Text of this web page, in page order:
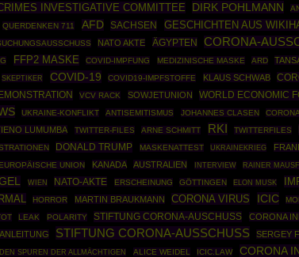
INVESTIGATIVE COMMITTEE DIRK POHLMANN
QUERDENKEN 711 AFD SACHSEN GESCHICHTEN AUS
NATO AKTE ÄGYPTEN CORONA-
FFP2 MASKE COVID-IMPFUNG MEDIZINISCHE MASKE ARD
SKEPTIKER COVID-19 COVID19-IMPFSTOFFE KLAUS SCHWAB
VCV RACK SOWJETUNION WORLD ECONOMIC
UKRAINE-KONFLIKT ANTISEMITISMUS JOHANNES CLASEN
LUMUMBA TWITTER-FILES ARNE SCHMITT RKI TWITTERFILES
DONALD TRUMP MASKENATTEST UKRAINEKRIEG
EUROPÄISCHE UNION KANADA AUSTRALIEN INTERVIEW RAINER
WIEN NATO-AKTE ERSCHEINUNG GÖTTINGEN ELON MUSK
HORROR MARTIN BRAUKMANN CORONA VIRUS ICIC
LEAK POLARITY STIFTUNG CORONA-AUSCHUSS CORONA
STIFTUNG CORONA-AUSSCHUSS SERGEY
SPUREN DER ALLMÄCHTIGEN ALICE WEIDEL ICIC.LAW CORONA